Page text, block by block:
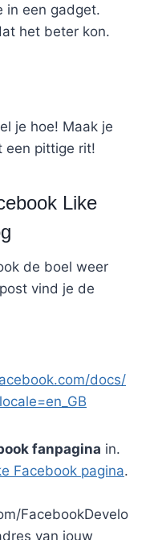
in een gadget.
het beter kon.
je hoe! Maak je
een pittige rit!
Like
de boel weer
vind je de
docs/
fanpagina in.
Facebook pagina.
FacebookDevelo
van jouw